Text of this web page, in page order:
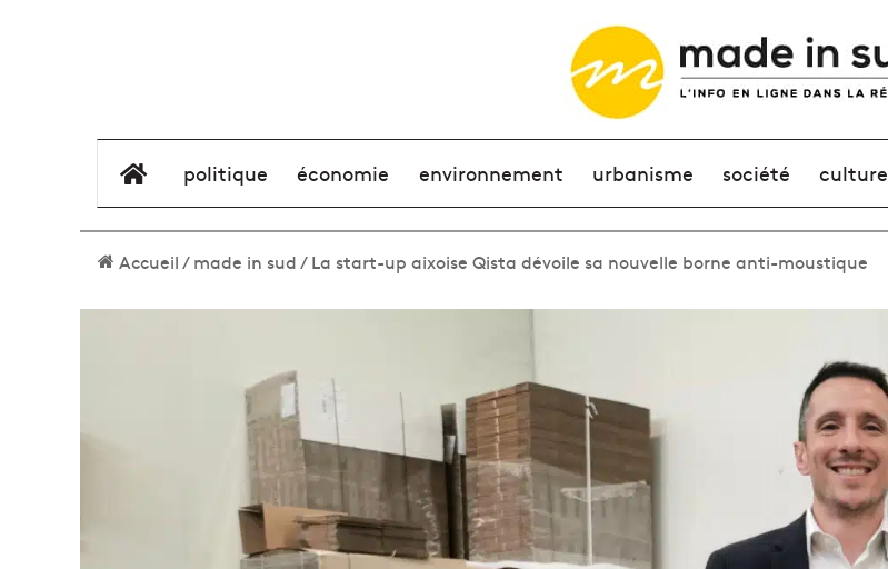
élément de menu
politique économie environnement urbanisme société culture
Accueil/made in sud/La start-up aixoise Qista dévoile sa nouvelle borne anti-moustique